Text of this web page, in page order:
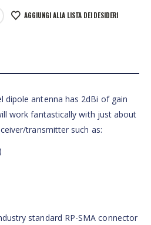
AGGIUNGI ALLA LISTA DEI DESIDERI
dipole antenna has 2dBi of gain
work fantastically with just about
transmitter such as:
standard RP-SMA connector